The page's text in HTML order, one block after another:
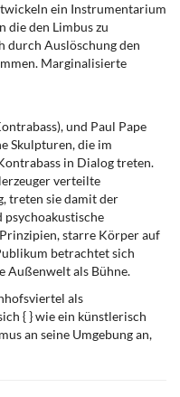
ein Instrumentarium
die den Limbus zu
durch Auslöschung den
Marginalisierte
und Paul Pape
Skulpturen, die im
in Dialog treten.
verteilte
treten sie damit der
psychoakustische
starre Körper auf
betrachtet sich
Außenwelt als Bühne.
als
{ } wie ein künstlerisch
an seine Umgebung an,